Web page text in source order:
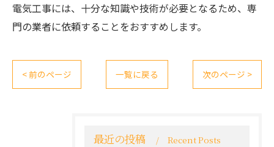
電気工事には、十分な知識や技術が必要となるため、専
門の業者に依頼することをおすすめします。
< 前のページ 一覧に戻る 次のページ >
最近の投稿 Recent Posts